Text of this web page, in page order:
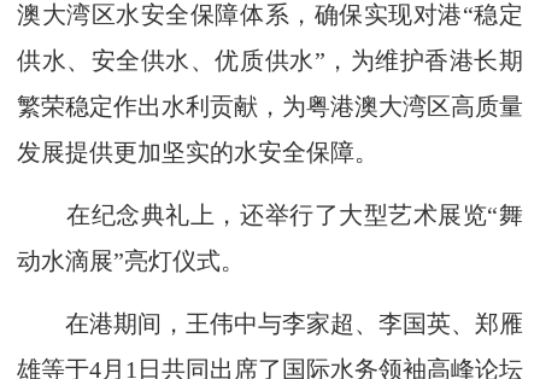
澳大湾区水安全保障体系，确保实现对港“稳定
供水、安全供水、优质供水”，为维护香港长期
繁荣稳定作出水利贡献，为粤港澳大湾区高质量
发展提供更加坚实的水安全保障。
在纪念典礼上，还举行了大型艺术展览“舞
动水滴展”亮灯仪式。
在港期间，王伟中与李家超、李国英、郑雁
雄等于4月1日共同出席了国际水务领袖高峰论坛